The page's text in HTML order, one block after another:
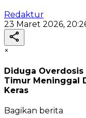
Redaktur
23 Maret 2026,
×
Diduga Overdosis
Timur Meninggal
Keras
Bagikan berita